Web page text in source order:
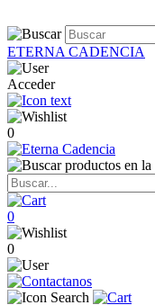
ETERNA CADENCIA
Acceder
0
0
0